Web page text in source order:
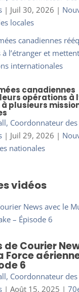
| Juil 30, 2026 |
locales
canadiennes
opérations à
plusieurs
Coordonnateur des
| Juil 29, 2026 |
nationales
vidéos
de Courier
Force
6
Coordonnateur des
| Août 15, 2025 |